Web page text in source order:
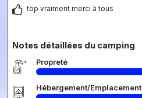
top vraiment merci à tous
Notes détaillées du camping
Propreté
Hébergement/Emplacement